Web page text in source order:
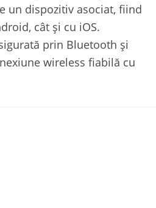
un dispozitiv asociat, fiind
cât și cu iOS.
prin Bluetooth și
wireless fiabilă cu